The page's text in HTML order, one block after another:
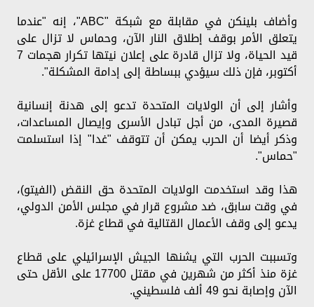
وأضاف بلينكن في مقابلة مع شبكة "ABC"، إنه "عندما
يتعلق الأمر بوقف إطلاق النار الآن، وحماس لا تزال على
قيد الحياة، ولا تزال قادرة على إعلان نيتها تكرار هجمات 7
أكتوبر، فإن ذلك سيؤدي ببساطة إلى إدامة المشكلة".
وأشار إلى أن الولايات المتحدة تدعو إلى هدنة إنسانية
قصيرة المدى، من أجل تبادل الأسرى وإيصال المساعدات،
وذكر أيضا أن الحرب يمكن أن تتوقف "غدا" إذا استسلمت
"حماس".
هذا وقد استخدمت الولايات المتحدة حق النقض (الفيتو)،
في وقت سابق، ضد مشروع قرار في مجلس الأمن الدولي،
يدعو إلى وقف الأعمال القتالية في قطاع غزة.
وتسببت الحرب التي يشنها الجيش الإسرائيلي على قطاع
غزة منذ أكثر من شهرين في مقتل 17700 على الأقل حتى
الآن وإصابة نحو 49 ألف فلسطيني.